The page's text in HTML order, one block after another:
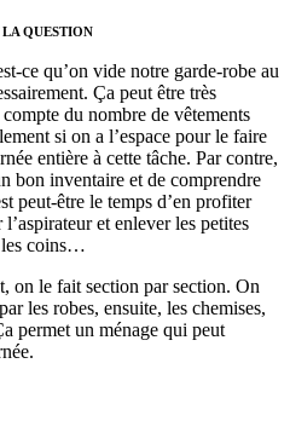
QUESTION
ce qu’on vide notre garde-robe au
Ça peut être très
du nombre de vêtements
si on a l’espace pour le faire
entière à cette tâche. Par contre,
bon inventaire et de comprendre
peut-être le temps d’en profiter
et enlever les petites
les coins…
on le fait section par section. On
les robes, ensuite, les chemises,
permet un ménage qui peut